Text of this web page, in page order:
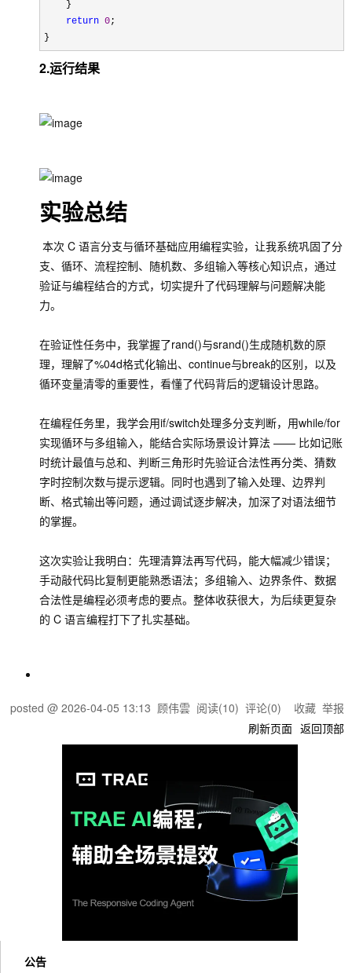
    }
return 0;
}
2.运行结果
实验总结
本次 C 语言分支与循环基础应用编程实验，让我系统巩固了分
支、循环、流程控制、随机数、多组输入等核心知识点，通过
验证与编程结合的方式，切实提升了代码理解与问题解决能
力。
在验证性任务中，我掌握了rand()与srand()生成随机数的原
理，理解了%04d格式化输出、 continue与break的区别，以及
循环变量清零的重要性，看懂了代码背后的逻辑设计思路。
在编程任务里，我学会用if/switch处理多分支判断，用while/for
实现循环与多组输入，能结合实际场景设计算法 —— 比如记账
时统计最值与总和、判断三角形时先验证合法性再分类、猜数
字时控制次数与提示逻辑。同时也遇到了输入处理、边界判
断、格式输出等问题，通过调试逐步解决，加深了对语法细节
的掌握。
这次实验让我明白：先理清算法再写代码，能大幅减少错误；
手动敲代码比复制更能熟悉语法；多组输入、边界条件、数据
合法性是编程必须考虑的要点。整体收获很大，为后续更复杂
的 C 语言编程打下了扎实基础。
posted @ 2026-04-05 13:13 顾伟雲 阅读(10) 评论(0) 收藏 举报
刷新页面 返回顶部
公告